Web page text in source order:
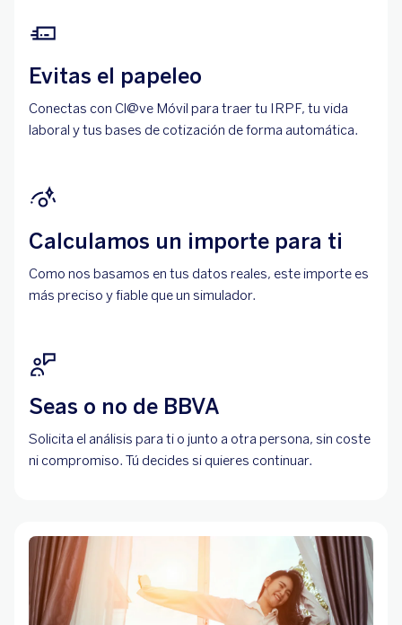
Evitas el papeleo
Conectas con Cl@ve Móvil para traer tu IRPF, tu vida
laboral y tus bases de cotización de forma automática.
Calculamos un importe para ti
Como nos basamos en tus datos reales, este importe es
más preciso y fiable que un simulador.
Seas o no de BBVA
Solicita el análisis para ti o junto a otra persona, sin coste
ni compromiso. Tú decides si quieres continuar.